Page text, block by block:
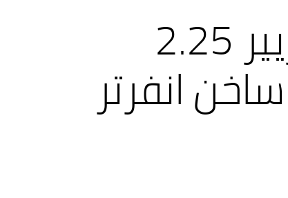
تكييف كاريير 2.25
انفرتر